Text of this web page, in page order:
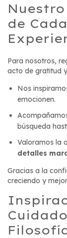
de
Para nosotros,
acto de gratitud
Nos
emocionen.
búsqueda
Valoramos la
detalles
Gracias a la
creciendo y